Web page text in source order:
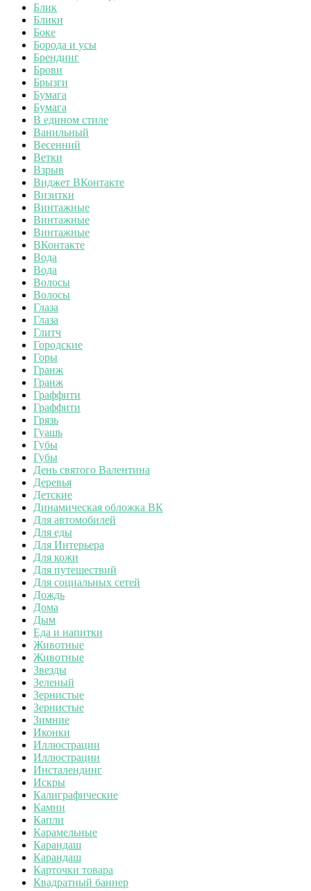
Блик
Блики
Боке
Борода и усы
Брендинг
Брови
Брызги
Бумага
Бумага
В едином стиле
Ванильный
Весенний
Ветки
Взрыв
Виджет ВКонтакте
Визитки
Винтажные
Винтажные
Винтажные
ВКонтакте
Вода
Вода
Волосы
Волосы
Глаза
Глаза
Глитч
Городские
Горы
Гранж
Гранж
Граффити
Граффити
Грязь
Гуашь
Губы
Губы
День святого Валентина
Деревья
Детские
Динамическая обложка ВК
Для автомобилей
Для еды
Для Интерьера
Для кожи
Для путешествий
Для социальных сетей
Дождь
Дома
Дым
Еда и напитки
Животные
Животные
Звезды
Зеленый
Зернистые
Зернистые
Зимние
Иконки
Иллюстрации
Иллюстрации
Инсталендинг
Искры
Калиграфические
Камни
Капли
Карамельные
Карандаш
Карандаш
Карточки товара
Квадратный баннер